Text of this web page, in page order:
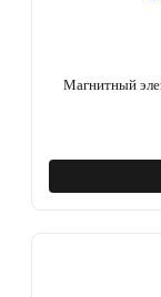
Магнитный